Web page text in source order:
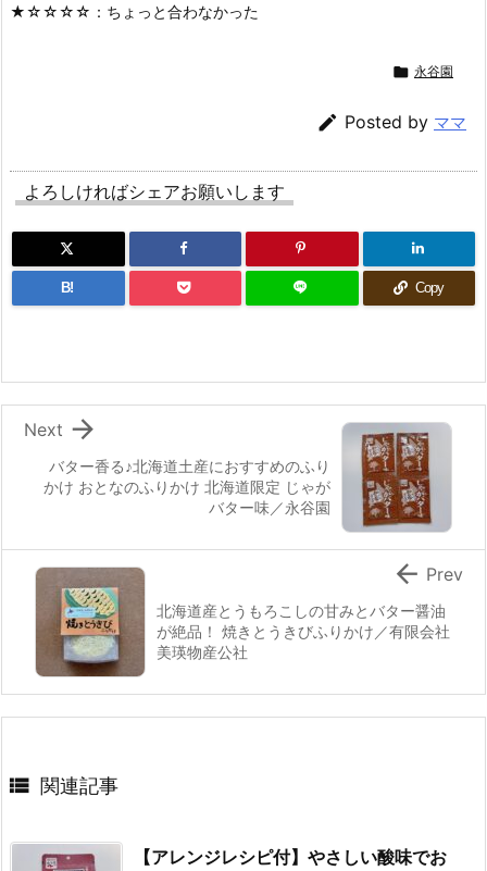
★☆☆☆☆：ちょっと合わなかった
 永谷園
 Posted by ママ
よろしければシェアお願いします
B! Copy
バター香る♪北海道土産におすすめのふり
かけ おとなのふりかけ 北海道限定 じゃが
バター味／永谷園

Next
北海道産とうもろこしの甘みとバター醤油
が絶品！ 焼きとうきびふりかけ／有限会社
美瑛物産公社
 Prev
 関連記事
【アレンジレシピ付】やさしい酸味でお